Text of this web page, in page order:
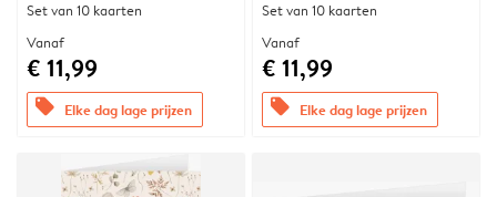
Set van 10 kaarten
Vanaf
€ 11,99
offers Elke dag lage prijzen
Set van 10 kaarten
Vanaf
€ 11,99
offers Elke dag lage prijzen